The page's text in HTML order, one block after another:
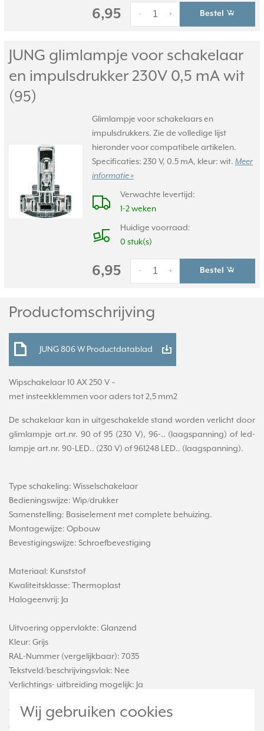
Wij gebruiken cookies
6,95 +
- Bestel
JUNG glimlampje voor schakelaar
en impulsdrukker 230V 0,5 mA wit
(95)
Glimlampje voor schakelaars en
impulsdrukkers. Zie de volledige lijst
hieronder voor compatibele artikelen.
Specificaties: 230 V, 0.5 mA, kleur: wit. Meer
informatie »
Verwachte levertijd:
1-2 weken
Huidige voorraad:
0 stuk(s)
6,95 +
- Bestel
Productomschrijving
JUNG 806 W Productdatablad
Wipschakelaar 10 AX 250 V ~
met insteekklemmen voor aders tot 2,5 mm2
De schakelaar kan in uitgeschakelde stand worden verlicht door
glimlampje art.nr. 90 of 95 (230 V), 96-.. (laagspanning) of led-
lampje art.nr. 90-LED.. (230 V) of 961248 LED.. (laagspanning).
Type schakeling: Wisselschakelaar
Bedieningswijze: Wip/drukker
Samenstelling: Basiselement met complete behuizing.
Montagewijze: Opbouw
Bevestigingswijze: Schroefbevestiging
Materiaal: Kunststof
Kwaliteitsklasse: Thermoplast
Halogeenvrij: Ja
Uitvoering oppervlakte: Glanzend
Kleur: Grijs
RAL-Nummer (vergelijkbaar): 7035
Tekstveld/beschrijvingsvlak: Nee
Verlichtings- uitbreiding mogelijk: Ja
Type verlichting: LED uitwisselbaar
Geschikt voor beschermingsgraad (IP): IP44